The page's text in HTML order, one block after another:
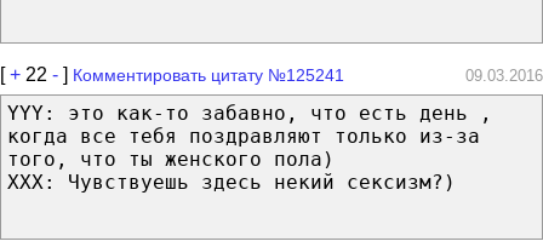
[+ 22 - ] Комментировать цитату №125241 09.03.2016
YYY: это как-то забавно, что есть день ,
когда все тебя поздравляют только из-за
того, что ты женского пола)
XXX: Чувствуешь здесь некий сексизм?)